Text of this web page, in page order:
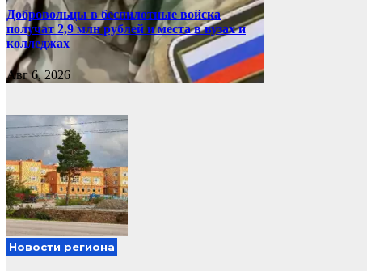
Добровольцы в беспилотные войска
получат 2,9 млн рублей и места в вузах и
колледжах
Авг 6, 2026
Новости региона